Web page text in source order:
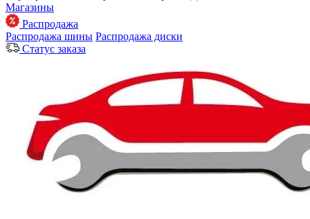
Магазины
Распродажа
Распродажа шины Распродажа диски
Статус заказа